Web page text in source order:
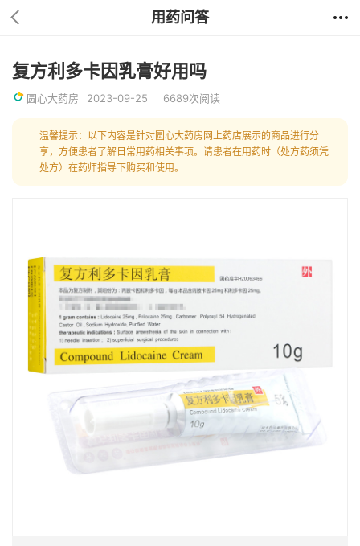
用药问答
复方利多卡因乳膏好用吗
圆心大药房 2023-09-25 6689次阅读
温馨提示：以下内容是针对圆心大药房网上药店展示的商品进行分
享，方便患者了解日常用药相关事项。请患者在用药时（处方药须凭
处方）在药师指导下购买和使用。